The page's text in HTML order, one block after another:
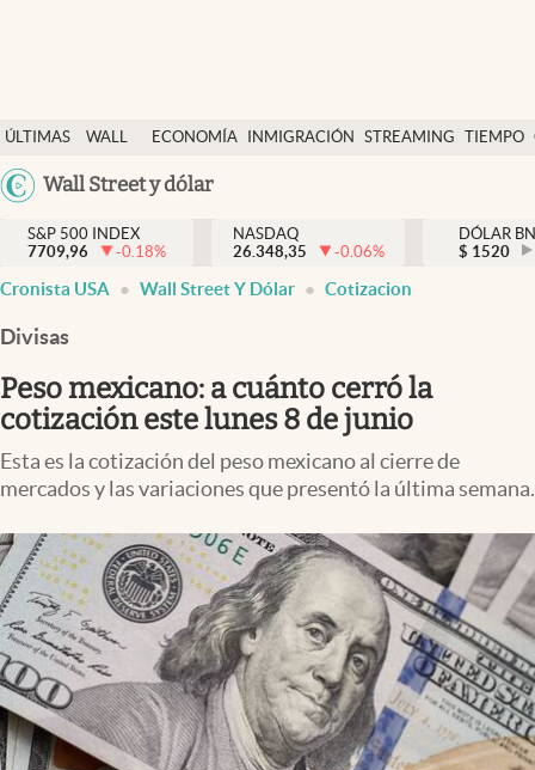
ÚLTIMAS
NOTICIAS
WALL
DÓLAR
ECONOMÍA INMIGRACIÓN STREAMING TIEMPO
México
Wall Street y dólar
Finanzas y economía
Wall Street y dólar
Inmigración
Espiritual
Streaming
Lifestyle
USA
S&P 500 INDEX
7709,96
-0.18%
NASDAQ
26.348,35
-0.06%
DÓLAR
$ 1520
Cronista USA Wall Street Y Dólar Cotizacion
Divisas
Peso mexicano: a cuánto cerró la
cotización este lunes 8 de junio
Esta es la cotización del peso mexicano al cierre de
mercados y las variaciones que presentó la última semana.